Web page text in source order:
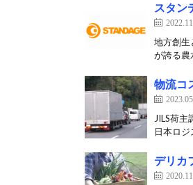
スタン
地方創生
が誇る農
物流コ
JILS荷
日本ロ
デリカ